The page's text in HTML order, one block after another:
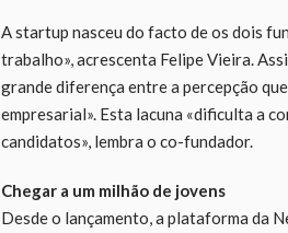
A startup nasceu do facto de os dois
trabalho», acrescenta Felipe Vieira.
grande diferença entre a percepção
empresarial». Esta lacuna «dificulta a
candidatos», lembra o co-fundador.
Chegar a um milhão de jovens
Desde o lançamento, a plataforma da